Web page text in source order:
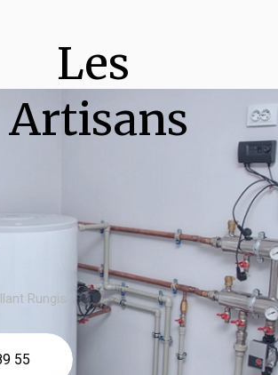
Les
Artisans
Rungis
55